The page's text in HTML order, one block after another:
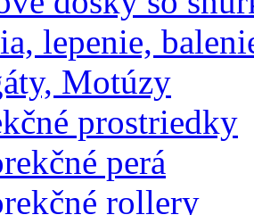
lepenie,
Motúzy
prostriedky
perá
rollery